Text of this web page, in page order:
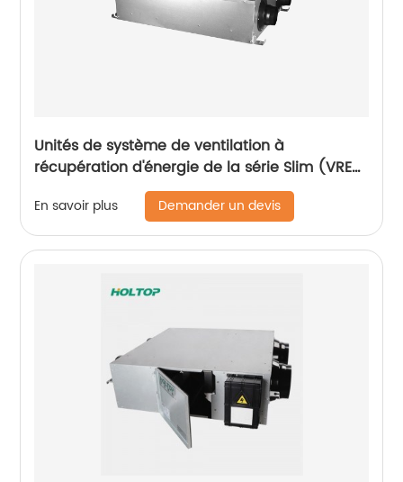
Unités de système de ventilation à
récupération d'énergie de la série Slim (VRE
150 ~ 350 m3/h, moteur à courant alternatif)
En savoir plus Demander un devis